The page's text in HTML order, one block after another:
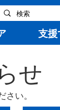
支援
せ
い。